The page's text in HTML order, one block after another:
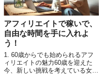
アフィリエイトで稼いで、
自由な時間を手に入れよ
う！
1. 60歳からでも始められるアフ
ィリエイトの魅力60歳を迎えた
今、新しい挑戦を考えている女性